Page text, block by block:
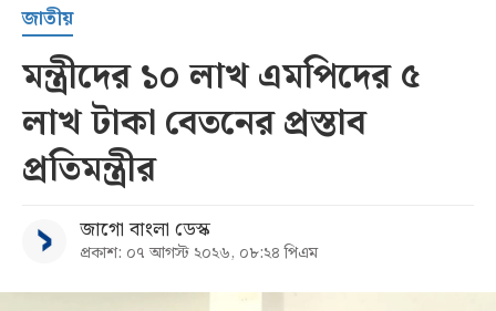
জাতীয়
মন্ত্রীদের ১০ লাখ এমপিদের ৫
লাখ টাকা বেতনের প্রস্তাব
প্রতিমন্ত্রীর
জাগো বাংলা ডেস্ক
প্রকাশ: ০৭ আগস্ট ২০২৬, ০৮:২৪ পিএম